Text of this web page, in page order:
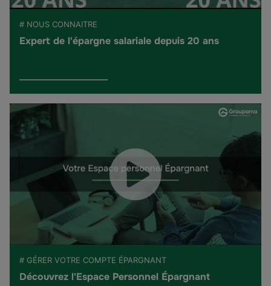
# NOUS CONNAITRE
Expert de l'épargne salariale depuis 20 ans
# GÉRER VOTRE COMPTE ÉPARGNANT
Découvrez l'Espace Personnel Épargnant